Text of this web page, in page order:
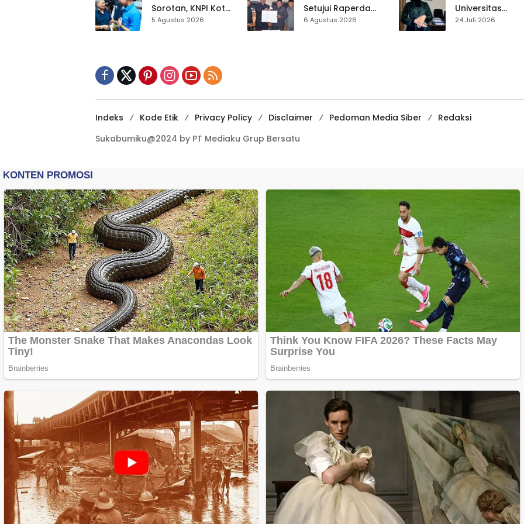
Dikebut
Sorotan, KNPI Kota
Sukabumi Ajak
5 Agustus 2026
Setujui Raperda
Disabilitas,
6 Agustus 2026
Universitas
Muhammadiyah
24 Juli 2026
Indeks Kode Etik Privacy Policy Disclaimer Pedoman Media Siber
Redaksi
Sukabumiku@2024 by PT Mediaku Grup Bersatu